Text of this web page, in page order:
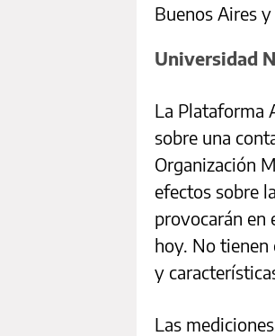
Buenos Aires
Universidad
La Plataforma
sobre una
Organización
efectos sobre
provocarán en
hoy. No
y
Las